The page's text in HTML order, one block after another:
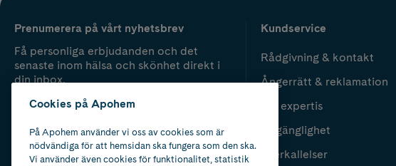
Prenumerera på vårt nyhetsbrev
Få personliga erbjudanden och det
senaste inom hälsa och skönhet direkt i
din inbox.
Kundservice
Rådgivning & kontakt
Ångerrätt & reklamation
Vår expertis
Tillgänglighet
Återkallelser
Cookies på Apohem
På Apohem använder vi oss av cookies som är
nödvändiga för att hemsidan ska fungera som den ska.
Vi använder även cookies för funktionalitet, statistik